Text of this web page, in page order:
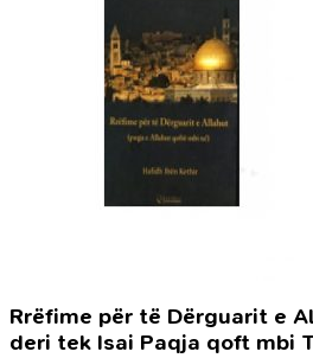
Rrëfime për të Dërguarit e
deri tek Isai Paqja qoft mbi